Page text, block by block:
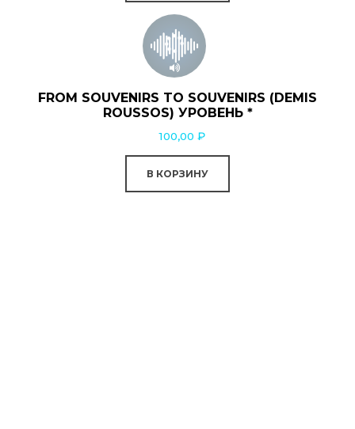
FROM SOUVENIRS TO SOUVENIRS (DEMIS
ROUSSOS) УРОВЕНЬ *
100,00 ₽
В КОРЗИНУ